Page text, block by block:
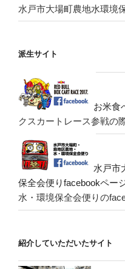
水戸市大場町農地水環境
派生サイト
お米食
クスカートレース参戦の
水戸市
保全会便りfacebookペー
水・環境保全会便りの
紹介していただいたサイト